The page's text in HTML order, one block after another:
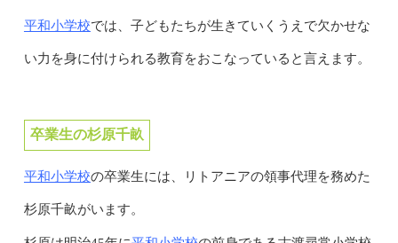
平和小学校では、子どもたちが生きていくうえで欠かせな
い力を身に付けられる教育をおこなっていると言えます。
卒業生の杉原千畝
平和小学校の卒業生には、リトアニアの領事代理を務めた
杉原千畝がいます。